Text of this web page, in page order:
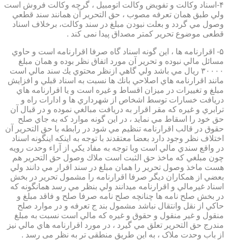
۴-اسناد وكالت و تفويض وكالت اتومبيل ، گرچه وكالت فروش است
ولي طبق همان تعرفه مصوب ، حق التحرير آن همانند سند قطعي
وصول مي گردد و بعلت نبودن مبلغ در سند وكالت، برخلاف اسناد
قطعی موضوع تحریر کمتر مصداق پیدا نمی کند .
۵- اقرارنامه ها ، اين گونه اسناد گاه صرفا اقرارنامه است و حاوي
مسائل مالي نبوده و تحرير آن مورد اتفاق نظر بوده و همان مبلغ
۳۰۰۰۰ ريال مي باشد ولي گاهي ازنظر محتوي يك سند مالي است
مانند اقرارنامه هاي اصلاحي بانك ها نسبت به اسناد قبلي و افزايش
مبلغ و تغييرات در ميزان اقساط و غيره است و يا اقرارنامه هاي
دريافت خسارات توسط اشخاص از شهرداري ها و ادارات راه و
ترابري و غيره كه مقر اقرار به دريافت مبالغي نموده و در قبال آن
حق خود را اسقاط مي نمايد ، در اين گونه موارد كه به جاي صلح
حقوق در قالب اقرارنامه تنظيم مي شود در رابطه با حق التحرير آن
اختلاف نظر وجود دارد بعضا معتقدند با توجه به اينكه اينگونه اسناد
در واقع سندي مالي است وبا توجه به مفاد يكي از آراء وحدت رويه
چون مبلغي كه ماخذ حق الثبت است ملاك وصول حق التحرير هم
هست ماخذ وصول تحرير را همان مبلغ در سند اقرار مي دانند ولي
بعضي از همكاران ديگر صرفا اقرارنامه را مشمول تحرير در بخش
اسناد غيرمالي و اقرارنامه ميدانند ولي بنظر مي رسد همانگونه كه
در بخش صلح نامه ها چنانچه صلح نامه صرفا صلح و فاقد مبلغ و
حاكي از نقل وانتقال نباشد مشمول بند ج تعرفه و در موارد صلح
منقول و غير منقول و حقوق و غيره كه مالي است نسبت به مبلغ
مندرج حق التحرير تعلق مي گيرد ، در مورد اقرارنامه هاي مالي نيز
از باب وحدت ملاک ، به این طریق منطقی تر به نظر می رسد .